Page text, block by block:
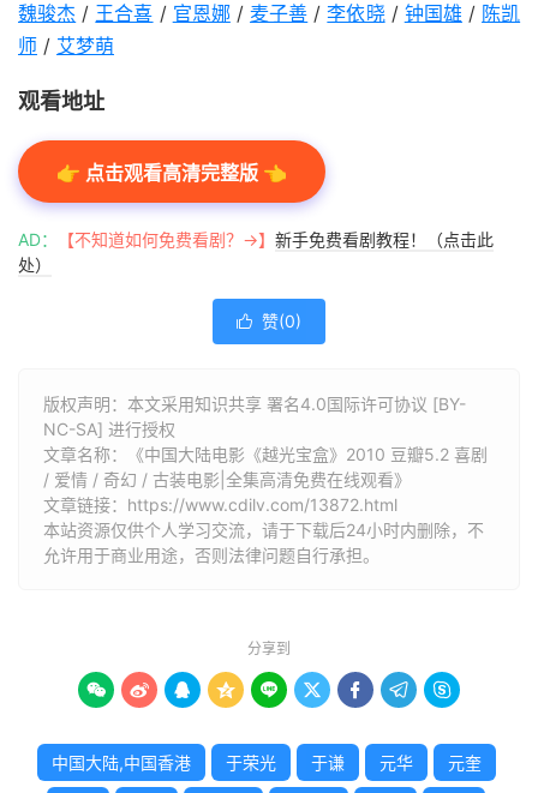
魏骏杰 / 王合喜 / 官恩娜/麦子善 /李依晓/ 钟国雄 / 陈凯
师 / 艾梦萌
观看地址
👉 点击观看高清完整版 👈
AD： 【不知道如何免费看剧？→】 新手免费看剧教程！（点击此
处）
 赞(0)
版权声明：本文采用知识共享 署名4.0国际许可协议 [BY-
NC-SA] 进行授权
文章名称：《中国大陆电影《越光宝盒》2010 豆瓣5.2 喜剧
/ 爱情 / 奇幻 / 古装电影|全集高清免费在线观看》
文章链接： https://www.cdilv.com/13872.html
本站资源仅供个人学习交流，请于下载后24小时内删除，不
允许用于商业用途，否则法律问题自行承担。
分享到
        
中国大陆,中国香港 于荣光 于谦 元华 元奎